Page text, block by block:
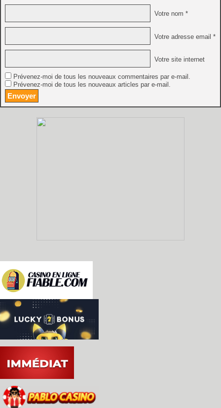
Votre nom *
Votre adresse email *
Votre site internet
Prévenez-moi de tous les nouveaux commentaires par e-mail.
Prévenez-moi de tous les nouveaux articles par e-mail.